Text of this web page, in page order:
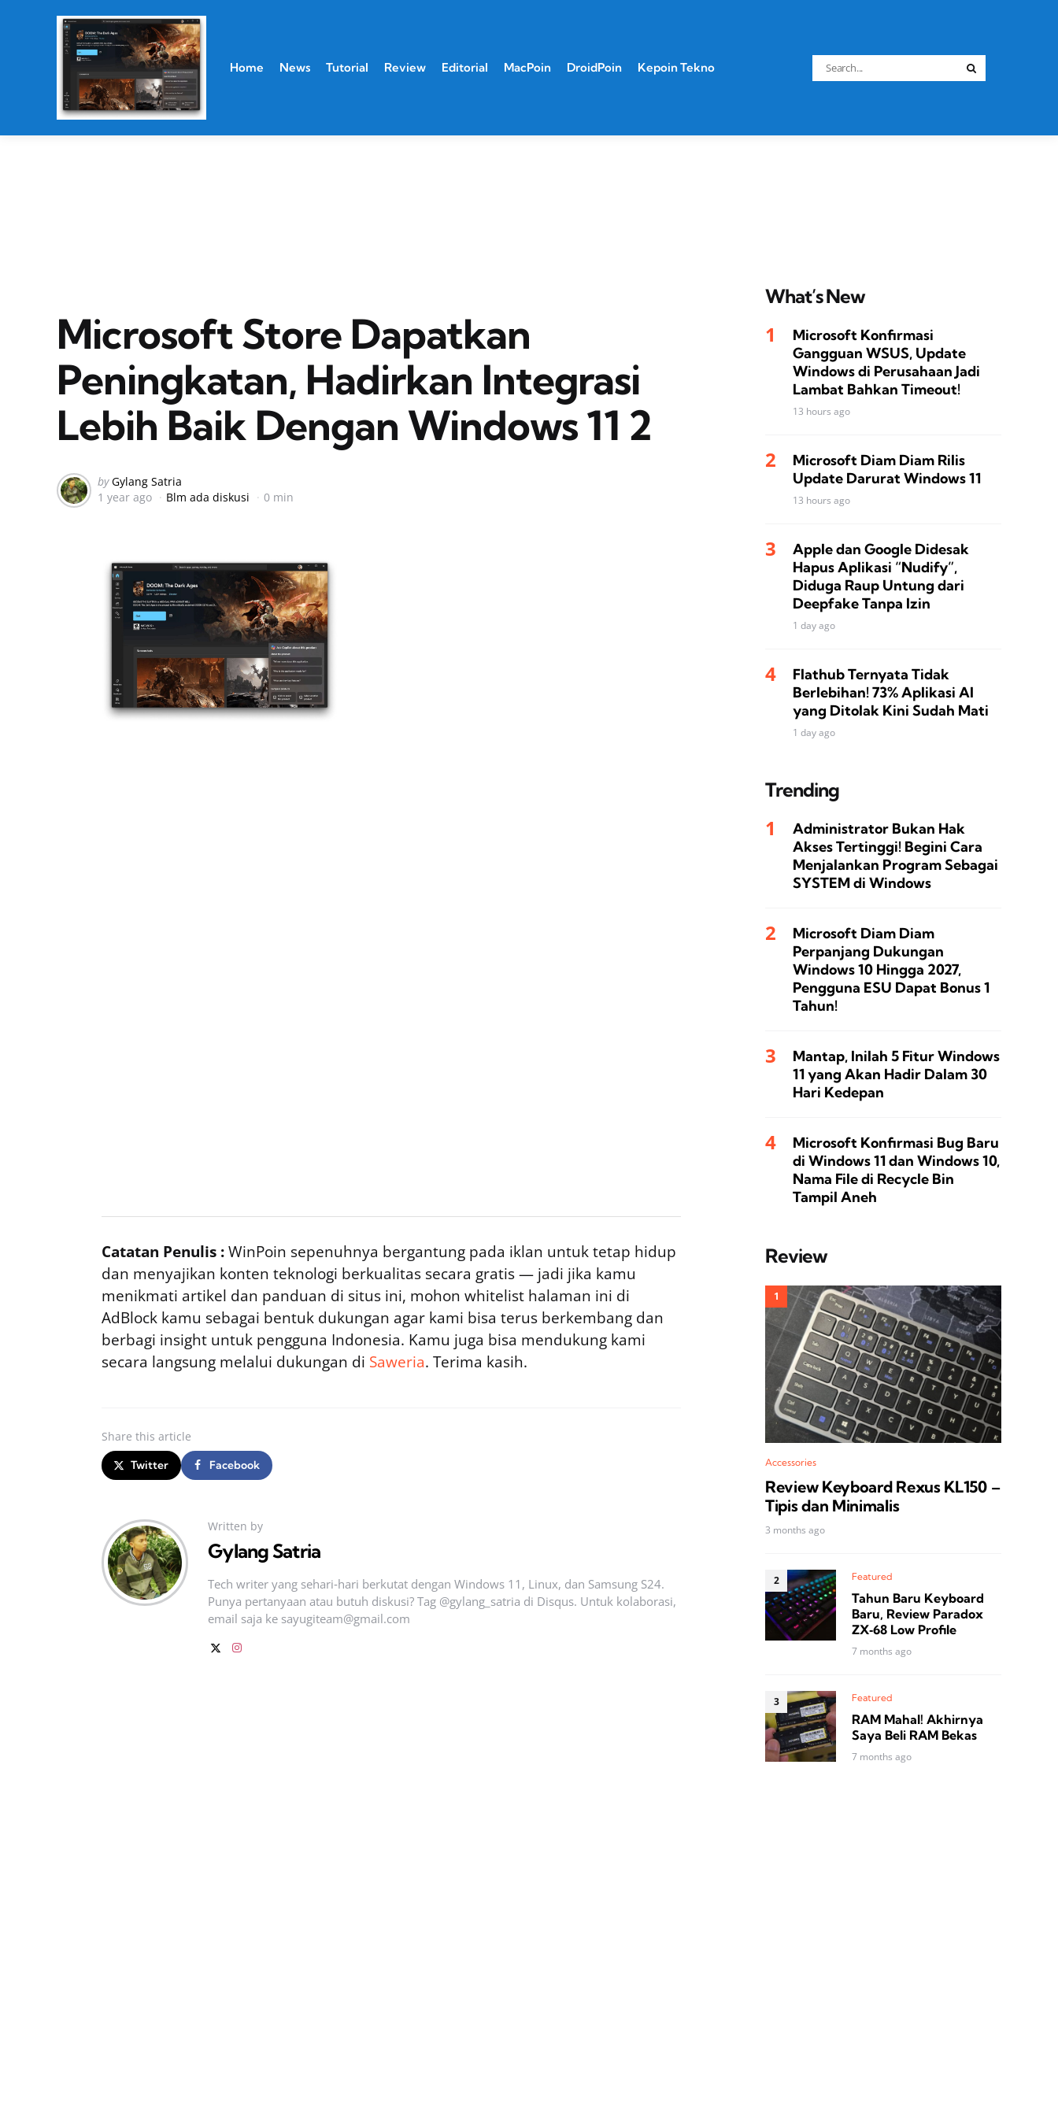
Home News Tutorial Review Editorial MacPoin DroidPoin Kepoin Tekno
Search
for:
Microsoft Store Dapatkan
Peningkatan, Hadirkan Integrasi
Lebih Baik Dengan Windows 11 2
Posted
by
by Gylang Satria
1 year ago
Blm ada diskusi 0 min
Catatan Penulis :WinPoin sepenuhnya bergantung pada iklan untuk tetap hidup
dan menyajikan konten teknologi berkualitas secara gratis — jadi jika kamu
menikmati artikel dan panduan di situs ini, mohon whitelist halaman ini di
AdBlock kamu sebagai bentuk dukungan agar kami bisa terus berkembang dan
berbagi insight untuk pengguna Indonesia. Kamu juga bisa mendukung kami
secara langsung melalui dukungan di Saweria. Terima kasih.
Share this article
Twitter Facebook
Written by
Gylang Satria
Tech writer yang sehari‑hari berkutat dengan Windows 11, Linux, dan Samsung S24.
Punya pertanyaan atau butuh diskusi? Tag @gylang_satria di Disqus. Untuk kolaborasi,
email saja ke sayugiteam@gmail.com
What’s New
Microsoft Konfirmasi
Gangguan WSUS, Update
Windows di Perusahaan Jadi
Lambat Bahkan Timeout!
13 hours ago
Microsoft Diam Diam Rilis
Update Darurat Windows 11
13 hours ago
Apple dan Google Didesak
Hapus Aplikasi “Nudify”,
Diduga Raup Untung dari
Deepfake Tanpa Izin
1 day ago
Flathub Ternyata Tidak
Berlebihan! 73% Aplikasi AI
yang Ditolak Kini Sudah Mati
1 day ago
Trending
Administrator Bukan Hak
Akses Tertinggi! Begini Cara
Menjalankan Program Sebagai
SYSTEM di Windows
Microsoft Diam Diam
Perpanjang Dukungan
Windows 10 Hingga 2027,
Pengguna ESU Dapat Bonus 1
Tahun!
Mantap, Inilah 5 Fitur Windows
11 yang Akan Hadir Dalam 30
Hari Kedepan
Microsoft Konfirmasi Bug Baru
di Windows 11 dan Windows 10,
Nama File di Recycle Bin
Tampil Aneh
Review
Accessories
Review Keyboard Rexus KL150 –
Tipis dan Minimalis
3 months ago
Featured
Tahun Baru Keyboard
Baru, Review Paradox
ZX‑68 Low Profile
7 months ago
Featured
RAM Mahal! Akhirnya
Saya Beli RAM Bekas
7 months ago